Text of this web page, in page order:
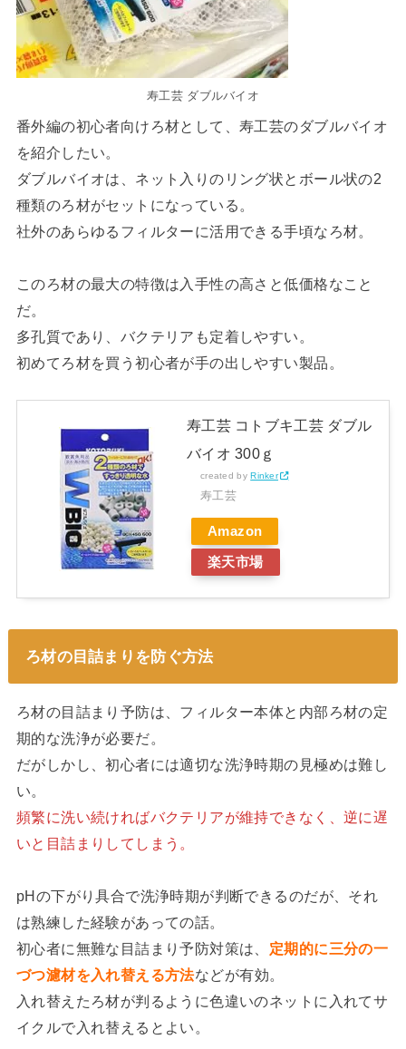
寿工芸 ダブルバイオ
番外編の初心者向けろ材として、寿工芸のダブルバイオ
を紹介したい。
ダブルバイオは、ネット入りのリング状とボール状の2
種類のろ材がセットになっている。
社外のあらゆるフィルターに活用できる手頃なろ材。
このろ材の最大の特徴は入手性の高さと低価格なこと
だ。
多孔質であり、バクテリアも定着しやすい。
初めてろ材を買う初心者が手の出しやすい製品。
寿工芸 コトブキ工芸 ダブル
バイオ 300ｇ
created byRinker
寿工芸
Amazon
楽天市場
ろ材の目詰まりを防ぐ方法
ろ材の目詰まり予防は、フィルター本体と内部ろ材の定
期的な洗浄が必要だ。
だがしかし、初心者には適切な洗浄時期の見極めは難し
い。
頻繁に洗い続ければバクテリアが維持できなく、逆に遅
いと目詰まりしてしまう。
pHの下がり具合で洗浄時期が判断できるのだが、それ
は熟練した経験があっての話。
初心者に無難な目詰まり予防対策は、 定期的に三分の一
づつ濾材を入れ替える方法などが有効。
入れ替えたろ材が判るように色違いのネットに入れてサ
イクルで入れ替えるとよい。